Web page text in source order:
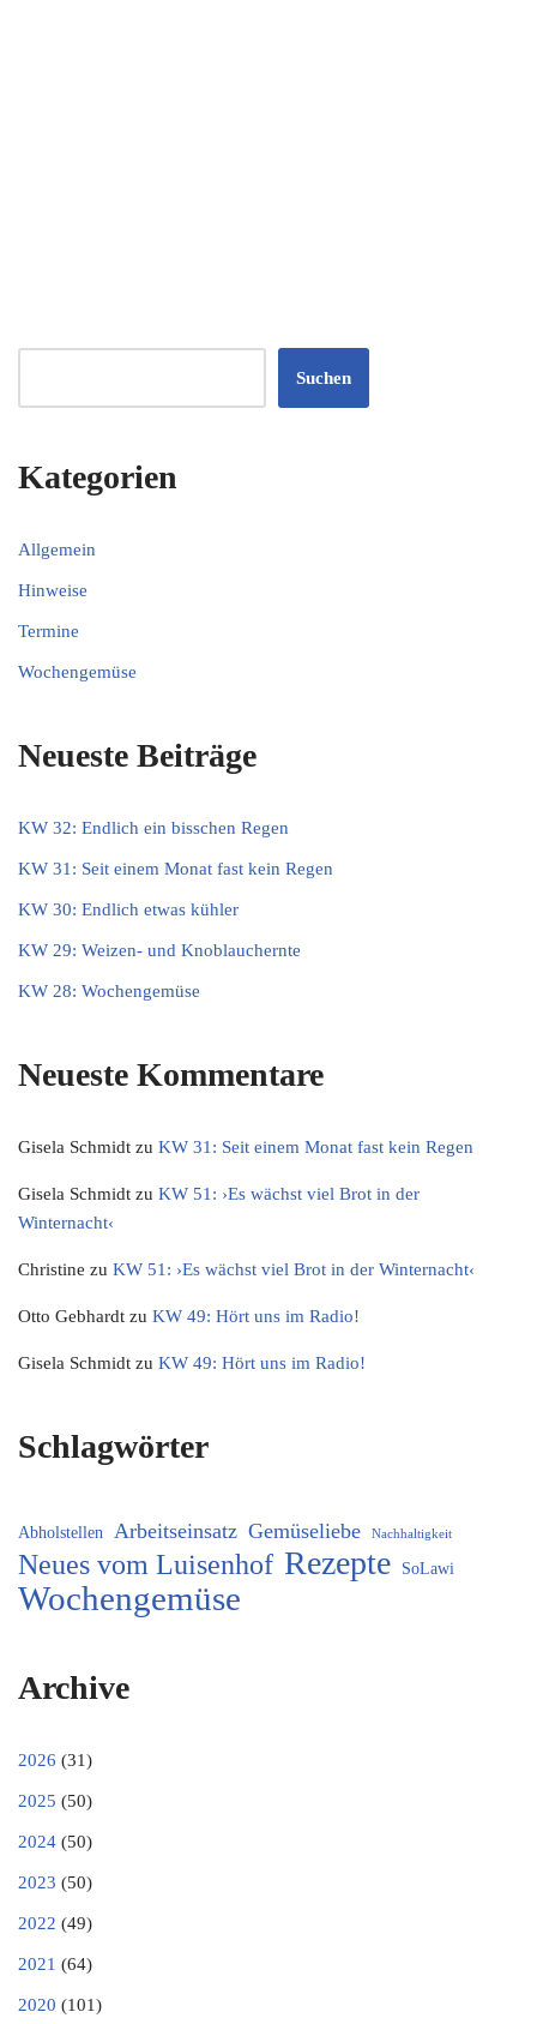
Suchen
Kategorien
Allgemein
Hinweise
Termine
Wochengemüse
Neueste Beiträge
KW 32: Endlich ein bisschen Regen
KW 31: Seit einem Monat fast kein Regen
KW 30: Endlich etwas kühler
KW 29: Weizen- und Knoblauchernte
KW 28: Wochengemüse
Neueste Kommentare
Gisela Schmidt zu KW 31: Seit einem Monat fast kein Regen
Gisela Schmidt zu KW 51: ›Es wächst viel Brot in der
Winternacht‹
Christine zu KW 51: ›Es wächst viel Brot in der Winternacht‹
Otto Gebhardt zu KW 49: Hört uns im Radio!
Gisela Schmidt zu KW 49: Hört uns im Radio!
Schlagwörter
Abholstellen Arbeitseinsatz Gemüseliebe Nachhaltigkeit
Neues vom Luisenhof Rezepte SoLawi
Wochengemüse
Archive
2026 (31)
2025 (50)
2024 (50)
2023 (50)
2022 (49)
2021 (64)
2020 (101)